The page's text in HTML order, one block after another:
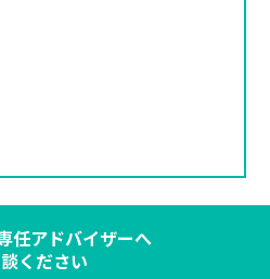
任アドバイザーへ
ください